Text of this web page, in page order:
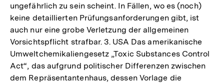
ungefährlich zu sein scheint. In Fällen, wo es (noch)
keine detaillierten Prüfungsanforderungen gibt, ist
auch nur eine grobe Verletzung der allgemeinen
Vorsichtspflicht strafbar. 3. USA Das amerikanische
Umweltchemikaliengesetz „Toxic Substances Control
Act“, das aufgrund politischer Differenzen zwischen
dem Repräsentantenhaus, dessen Vorlage die